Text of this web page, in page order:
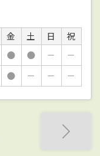
金 土 日
祝
● ● －
－
● － － －